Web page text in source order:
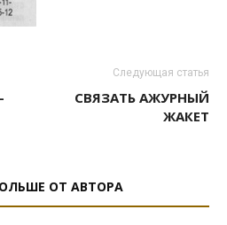
Следующая статья
СВЯЗАТЬ АЖУРНЫЙ
ЖАКЕТ
ОТ АВТОРА